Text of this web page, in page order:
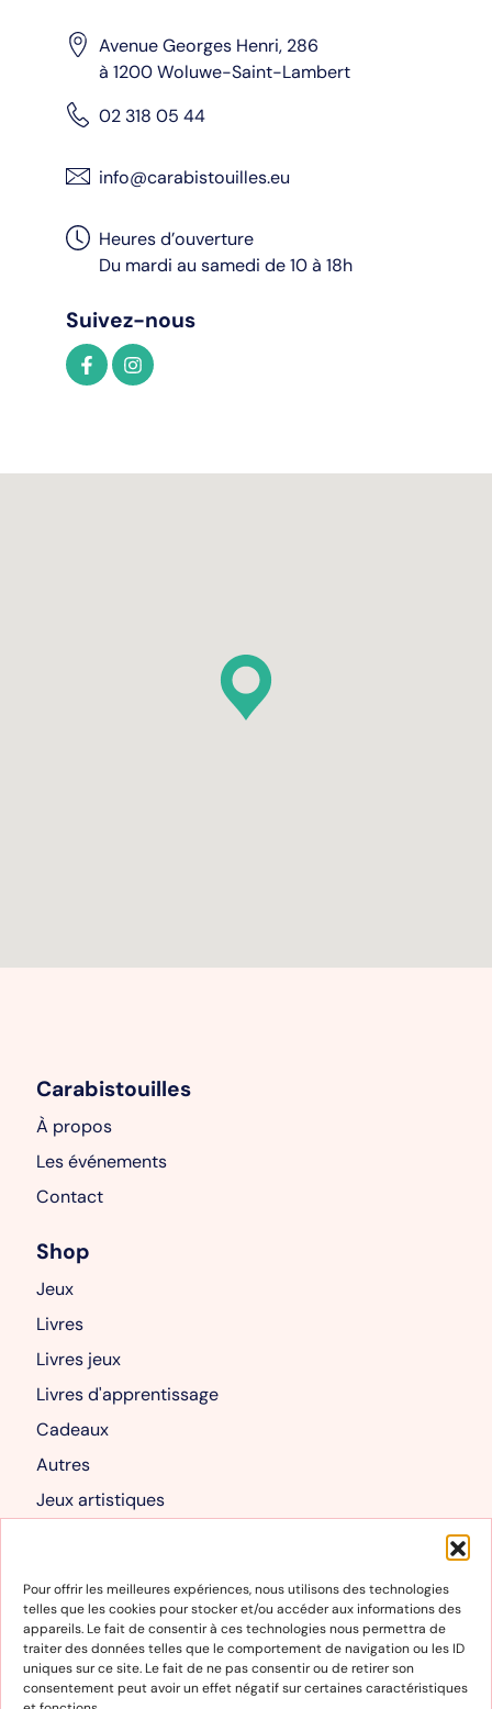
Pour offrir les meilleures expériences, nous utilisons des technologies
telles que les cookies pour stocker et/ou accéder aux informations des
appareils. Le fait de consentir à ces technologies nous permettra de
traiter des données telles que le comportement de navigation ou les ID
uniques sur ce site. Le fait de ne pas consentir ou de retirer son
consentement peut avoir un effet négatif sur certaines caractéristiques
Avenue Georges Henri, 286
à 1200 Woluwe-Saint-Lambert
02 318 05 44
info@carabistouilles.eu
Heures d’ouverture
Du mardi au samedi de 10 à 18h
Suivez-nous
Carabistouilles
À propos
Les événements
Contact
Shop
Jeux
Livres
Livres jeux
Livres d'apprentissage
Cadeaux
Autres
Jeux artistiques
Mon compte
Mon compte
Panier